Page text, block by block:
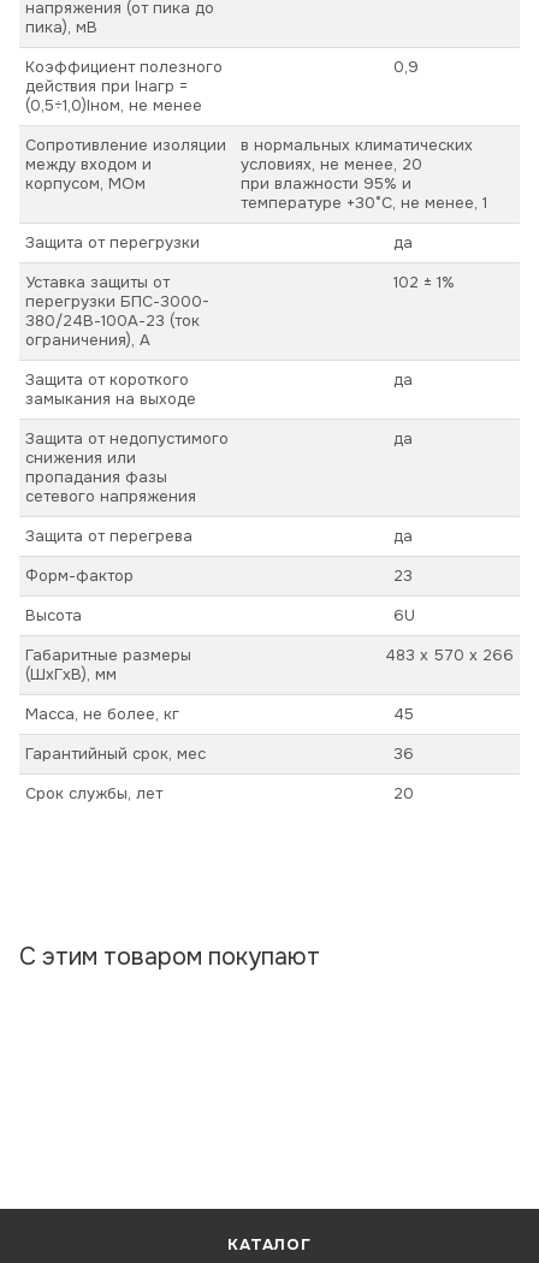
напряжения (от пика до
пика), мВ
Коэффициент полезного
действия при Iнагр =
(0,5÷1,0)Iном, не менее
0,9
Сопротивление изоляции
между входом и
корпусом, МОм
в нормальных климатических
условиях, не менее, 20
при влажности 95% и
температуре +30°С, не менее, 1
Защита от перегрузки
да
Уставка защиты от
перегрузки БПС-3000-
380/24В-100А-23 (ток
ограничения), А
102 ± 1%
Защита от короткого
замыкания на выходе
да
Защита от недопустимого
снижения или
пропадания фазы
сетевого напряжения
да
Защита от перегрева
да
Форм-фактор
23
Высота
6U
Габаритные размеры
(ШхГхВ), мм
483 х 570 х 266
Масса, не более, кг
45
Гарантийный срок, мес
36
Срок службы, лет
20
С этим товаром покупают
КАТАЛОГ